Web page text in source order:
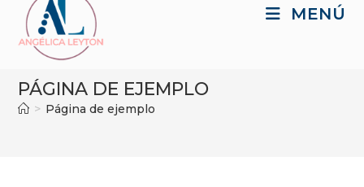
MENÚ
PÁGINA DE EJEMPLO
> Página de ejemplo